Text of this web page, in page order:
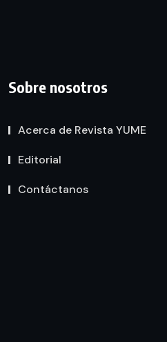
Sobre nosotros
Acerca de Revista YUME
Editorial
Contáctanos